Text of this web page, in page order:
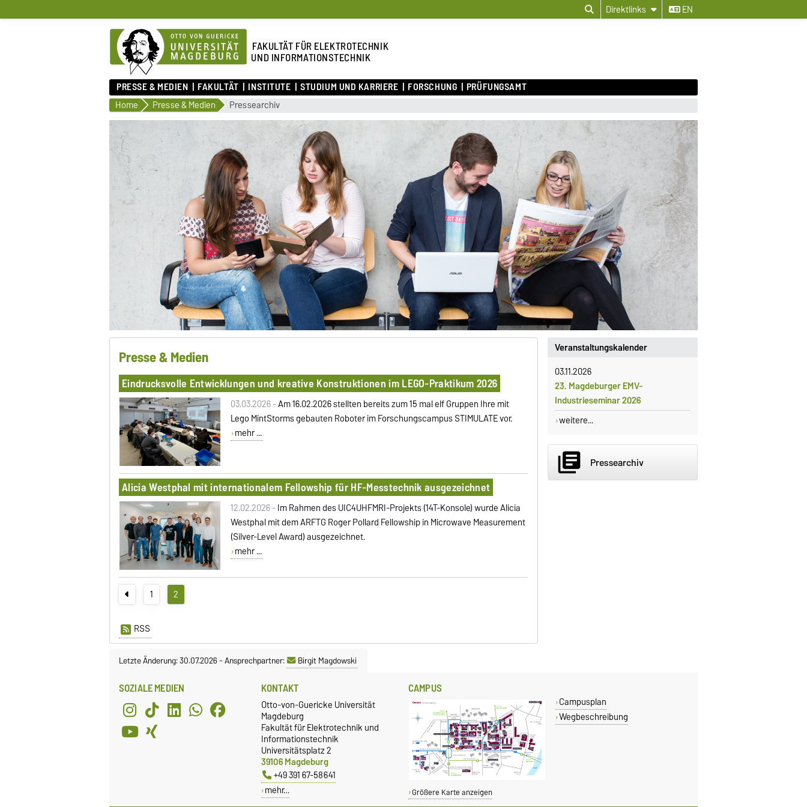
Direktlinks EN
FAKULTÄT FÜR ELEKTROTECHNIK
UND INFORMATIONSTECHNIK
PRESSE & MEDIEN FAKULTÄT INSTITUTE STUDIUM UND KARRIERE FORSCHUNG PRÜFUNGSAMT
Home Presse & Medien Pressearchiv
Presse & Medien
Eindrucksvolle Entwicklungen und kreative Konstruktionen im LEGO-Praktikum 2026
03.03.2026 -Am 16.02.2026 stellten bereits zum 15 mal elf Gruppen Ihre mit
Lego MintStorms gebauten Roboter im Forschungscampus STIMULATE vor.
mehr ...
Alicia Westphal mit internationalem Fellowship für HF-Messtechnik ausgezeichnet
12.02.2026 -Im Rahmen des UIC4UHFMRI-Projekts (14T-Konsole) wurde Alicia
Westphal mit dem ARFTG Roger Pollard Fellowship in Microwave Measurement
(Silver-Level Award) ausgezeichnet.
mehr ...
1 2
RSS
Veranstaltungskalender
03.11.2026
23. Magdeburger EMV-
Industrieseminar 2026
weitere...
library_books Pressearchiv
Letzte Änderung: 30.07.2026-Ansprechpartner: Birgit Magdowski
SOZIALE MEDIEN KONTAKT
Otto-von-Guericke Universität
Magdeburg
Fakultät für Elektrotechnik und
Informationstechnik
Universitätsplatz 2
39106 Magdeburg
+49 391 67-58641
mehr…
CAMPUS
Größere Karte anzeigen
Campusplan
Wegbeschreibung